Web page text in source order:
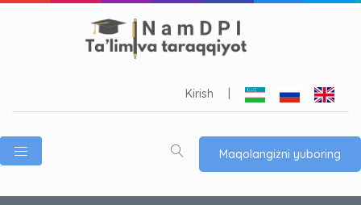
Kirish
Maqolangizni yuboring